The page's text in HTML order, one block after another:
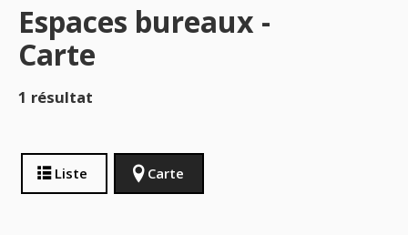
Espaces bureaux -
Carte
1 résultat
Liste Carte